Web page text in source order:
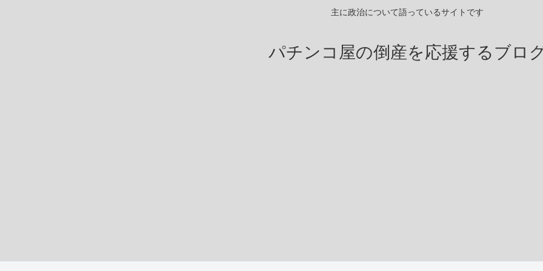
主に政治について語っているサイトです
パチンコ屋の倒産を応援するブロ